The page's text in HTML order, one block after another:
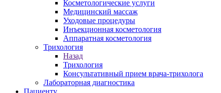
Косметологические услуги
Медицинский массаж
Уходовые процедуры
Инъекционная косметология
Аппаратная косметология
Трихология
Назад
Трихология
Консультативный прием врача-трихолога
Лабораторная диагностика
Пациенту